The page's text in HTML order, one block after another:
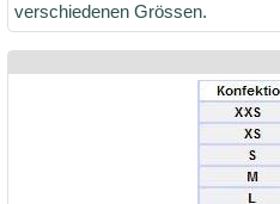
verschiedenen Grössen.